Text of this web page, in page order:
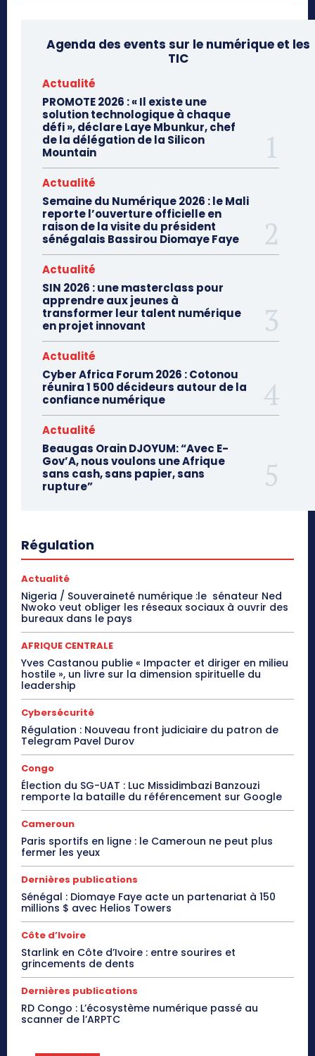
Agenda des events sur le numérique et les
TIC
Actualité
PROMOTE 2026 : « Il existe une
solution technologique à chaque
défi », déclare Laye Mbunkur, chef
de la délégation de la Silicon
Mountain
Actualité
Semaine du Numérique 2026 : le Mali
reporte l’ouverture officielle en
raison de la visite du président
sénégalais Bassirou Diomaye Faye
Actualité
SIN 2026 : une masterclass pour
apprendre aux jeunes à
transformer leur talent numérique
en projet innovant
Actualité
Cyber Africa Forum 2026 : Cotonou
réunira 1 500 décideurs autour de la
confiance numérique
Actualité
Beaugas Orain DJOYUM: “Avec E-
Gov’A, nous voulons une Afrique
sans cash, sans papier, sans
rupture”
Régulation
Actualité
Nigeria / Souveraineté numérique :le sénateur Ned
Nwoko veut obliger les réseaux sociaux à ouvrir des
bureaux dans le pays
AFRIQUE CENTRALE
Yves Castanou publie « Impacter et diriger en milieu
hostile », un livre sur la dimension spirituelle du
leadership
Cybersécurité
Régulation : Nouveau front judiciaire du patron de
Telegram Pavel Durov
Congo
Élection du SG-UAT : Luc Missidimbazi Banzouzi
remporte la bataille du référencement sur Google
Cameroun
Paris sportifs en ligne : le Cameroun ne peut plus
fermer les yeux
Dernières publications
Sénégal : Diomaye Faye acte un partenariat à 150
millions $ avec Helios Towers
Côte d’Ivoire
Starlink en Côte d’Ivoire : entre sourires et
grincements de dents
Dernières publications
RD Congo : L’écosystème numérique passé au
scanner de l’ARPTC